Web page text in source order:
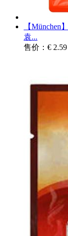
【München】
袁...
售价：€ 2.59